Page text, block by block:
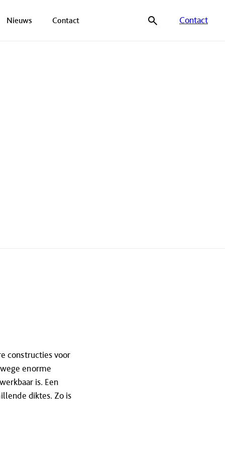
Nieuws Contact Contact
constructies voor
enorme
is. Een
diktes. Zo is